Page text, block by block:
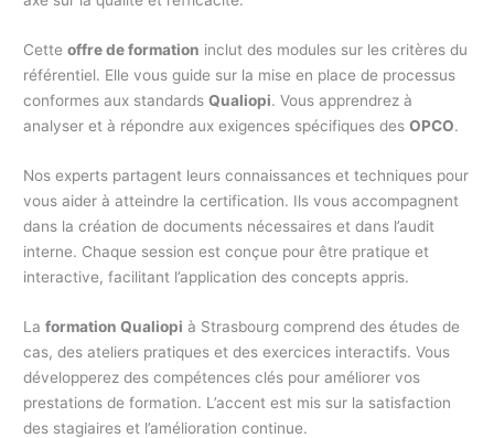
Cetteoffre de formation inclut des modules sur les critères du
référentiel. Elle vous guide sur la mise en place de processus
conformes aux standardsQualiopi. Vous apprendrez à
analyser et à répondre aux exigences spécifiques desOPCO.
Nos experts partagent leurs connaissances et techniques pour
vous aider à atteindre la certification. Ils vous accompagnent
dans la création de documents nécessaires et dans l’audit
interne. Chaque session est conçue pour être pratique et
interactive, facilitant l’application des concepts appris.
Laformation Qualiopi à Strasbourg comprend des études de
cas, des ateliers pratiques et des exercices interactifs. Vous
développerez des compétences clés pour améliorer vos
prestations de formation. L’accent est mis sur la satisfaction
des stagiaires et l’amélioration continue.